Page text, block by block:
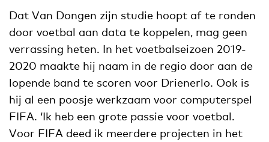
Dat Van Dongen zijn studie hoopt af te ronden
door voetbal aan data te koppelen, mag geen
verrassing heten. In het voetbalseizoen 2019-
2020 maakte hij naam in de regio door aan de
lopende band te scoren voor Drienerlo. Ook is
hij al een poosje werkzaam voor computerspel
FIFA. ‘Ik heb een grote passie voor voetbal.
Voor FIFA deed ik meerdere projecten in het